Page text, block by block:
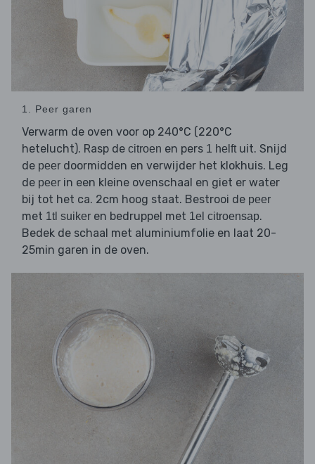
1. Peer garen
Verwarm de oven voor op 240°C (220°C
hetelucht). Rasp de citroen en pers 1 helft uit. Snijd
de peer doormidden en verwijder het klokhuis. Leg
de peer in een kleine ovenschaal en giet er water
bij tot het ca. 2cm hoog staat. Bestrooi de peer
met 1tl suiker en bedruppel met 1el citroensap.
Bedek de schaal met aluminiumfolie en laat 20-
25min garen in de oven.